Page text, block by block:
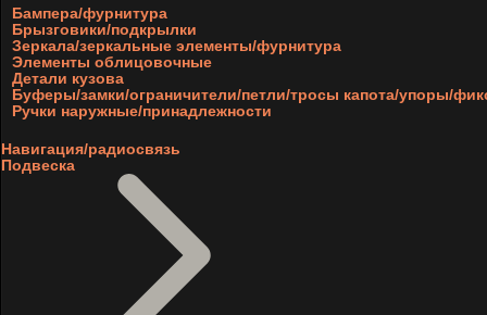
Бампера/фурнитура
Брызговики/подкрылки
Зеркала/зеркальные элементы/фурнитура
Элементы облицовочные
Детали кузова
Буферы/замки/ограничители/петли/тросы капота/упоры/
Ручки наружные/принадлежности
Навигация/радиосвязь
Подвеска